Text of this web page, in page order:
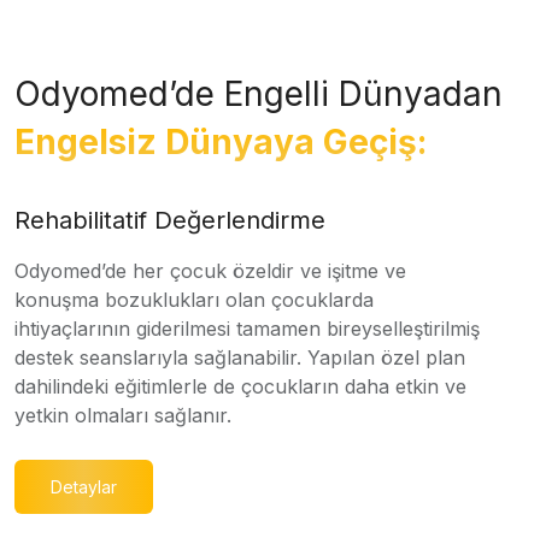
Odyomed’de Engelli Dünyadan
Engelsiz Dünyaya Geçiş:
Rehabilitatif Değerlendirme
Odyomed’de her çocuk özeldir ve işitme ve
konuşma bozuklukları olan çocuklarda
ihtiyaçlarının giderilmesi tamamen bireyselleştirilmiş
destek seanslarıyla sağlanabilir. Yapılan özel plan
dahilindeki eğitimlerle de çocukların daha etkin ve
yetkin olmaları sağlanır.
Detaylar